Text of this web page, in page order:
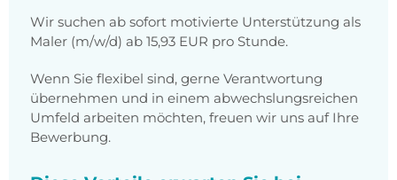
Wir suchen ab sofort motivierte Unterstützung als
Maler (m/w/d) ab 15,93 EUR pro Stunde.
Wenn Sie flexibel sind, gerne Verantwortung
übernehmen und in einem abwechslungsreichen
Umfeld arbeiten möchten, freuen wir uns auf Ihre
Bewerbung.